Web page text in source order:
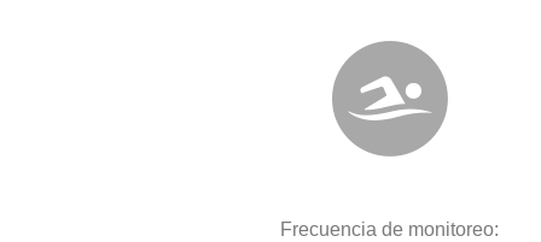
Frecuencia de monitoreo: